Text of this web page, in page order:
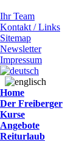
Ihr Team
Kontakt / Links
Sitemap
Newsletter
Impressum
Home
Der Freiberger
Kurse
Angebote
Reiturlaub